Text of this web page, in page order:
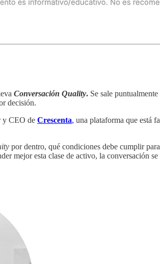
Conversación Quality. Se sale
decisión.
y CEO de Crescenta, una plataforma que está
por dentro, qué condiciones debe cumplir
mejor esta clase de activo, la conversación